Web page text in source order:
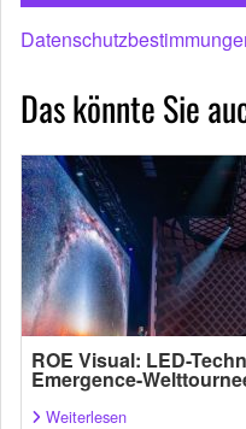
Das könnte Sie
ROE Visual: LED-
Emergence-
Weiterlesen